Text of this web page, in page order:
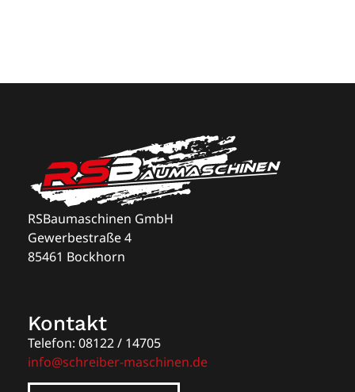
RSBaumaschinen GmbH
Gewerbestraße 4
85461 Bockhorn
Kontakt
Telefon: 08122 / 14705
info@schreiber-maschinen.de